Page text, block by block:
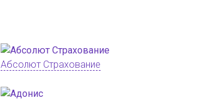
Абсолют Страхование